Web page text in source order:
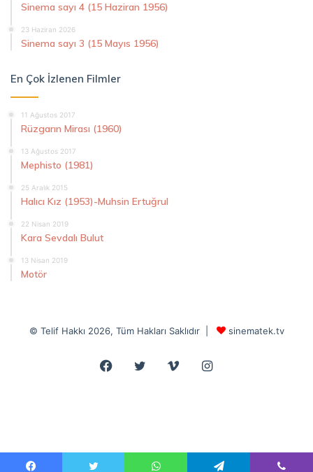
Sinema sayı 4 (15 Haziran 1956)
23 Haziran 2026
Sinema sayı 3 (15 Mayıs 1956)
En Çok İzlenen Filmler
11 Ağustos 2017
Rüzgarın Mirası (1960)
13 Ağustos 2017
Mephisto (1981)
25 Aralık 2015
Halıcı Kız (1953)-Muhsin Ertuğrul
22 Nisan 2019
Kara Sevdalı Bulut
13 Nisan 2019
Motör
© Telif Hakkı 2026, Tüm Hakları Saklıdır | sinematek.tv
Facebook
TwitterVimeoInstagram